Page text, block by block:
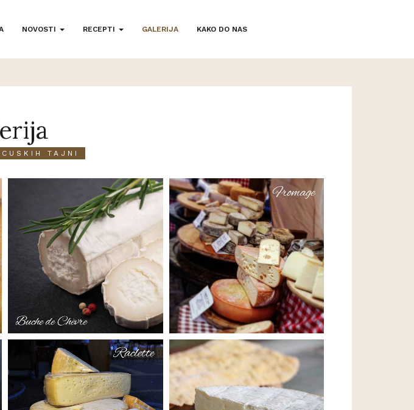
NOVOSTI RECEPTI GALERIJA KAKO DO NAS
TAJNI